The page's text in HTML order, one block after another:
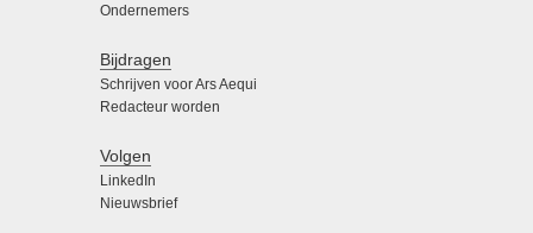
Ondernemers
Bijdragen
Schrijven voor Ars Aequi
Redacteur worden
Volgen
LinkedIn
Nieuwsbrief